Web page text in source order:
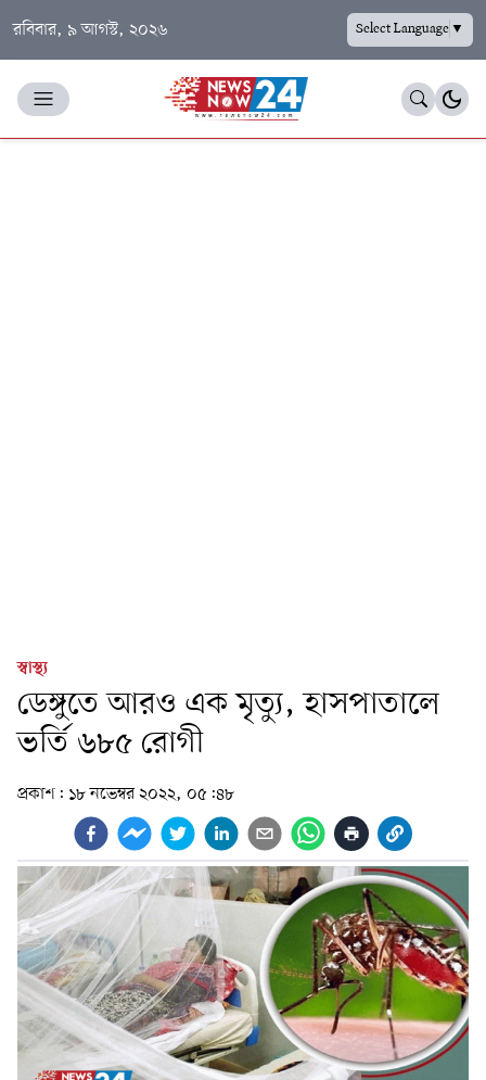
রবিবার, ৯ আগস্ট, ২০২৬ Select Language▼
স্বাস্থ্য
ডেঙ্গুতে আরও এক মৃত্যু, হাসপাতালে
ভর্তি ৬৮৫ রোগী
প্রকাশ: ১৮ নভেম্বর ২০২২, ০৫:৪৮